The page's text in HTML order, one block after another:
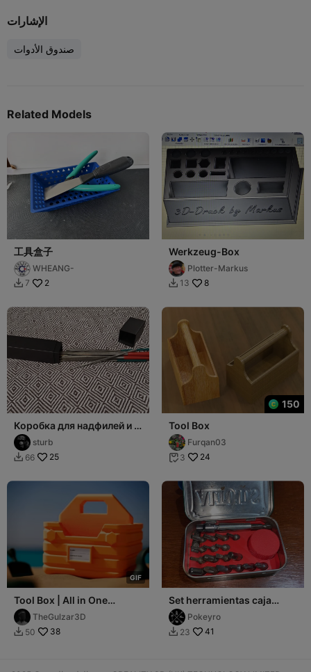
الإشارات
صندوق الأدوات
Related Models
工具盒子
WHEANG-
 7 2
Werkzeug-Box
Plotter-Markus
 13 8
Коробка для надфилей и т.
п. (Long Toolbox)
sturb
 66 25
150
Tool Box
Furqan03
 3 24
GIF
Tool Box | All in One
Summer Camping Tool box
TheGulzar3D
 50 38
Set herramientas caja
altoidsPokeyro
 23 41